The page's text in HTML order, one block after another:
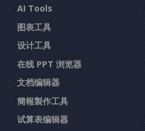
AI Tools
图表工具
设计工具
在线 PPT 浏览器
文档编辑器
簡報製作工具
试算表编辑器